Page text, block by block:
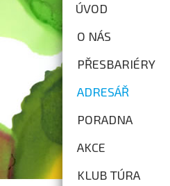
ÚVOD
O NÁS
PŘESBARIÉRY
ADRESÁŘ
PORADNA
AKCE
KLUB TÚRA